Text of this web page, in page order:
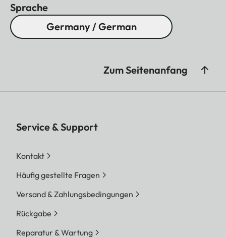
Sprache
Germany / German
Zum Seitenanfang
Service & Support
Kontakt
Häufig gestellte Fragen
Versand & Zahlungsbedingungen
Rückgabe
Reparatur & Wartung